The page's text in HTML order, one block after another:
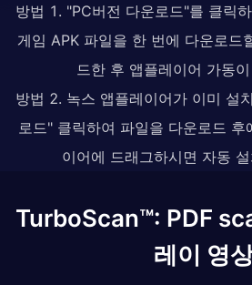
방법 1. "PC버전 다운로드"를 클릭
게임 APK 파일을 한 번에 다운로드
드한 후 앱플레이어 가동
방법 2. 녹스 앱플레이어가 이미 설
로드" 클릭하여 파일을 다운로드 후
이어에 드래그하시면 자동
TurboScan™: PDF
레이 영